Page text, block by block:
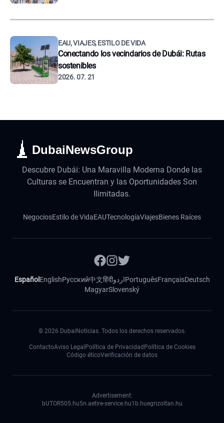
EAU, VIAJES, ESTILO DE VIDA
Conectando los vecindarios de Dubái: Rutas
sostenibles
2026. 07. 21
DubaiNewsGroup
Descubre Dubái: Una Maravilla Moderna Donde las
Culturas se Encuentran y las Oportunidades Son
Ilimitadas.
NegociosEstilo de VidaEAUTecnologíaViajesBienes Raíces
Español EnglishРусский中文हिंदीاردوPortuguêsFrançaisDeutsch
MagyarSlovenský
© 2026 DubaiNoticias. Todos los derechos reservados.
ContactoAviso Legal Política de Privacidad Política de Cookies
Código éticoVerificación de datos
Advertisement:
bUTOR505.hu5n.aetire-service.hu1b.huegrizoltan.hu